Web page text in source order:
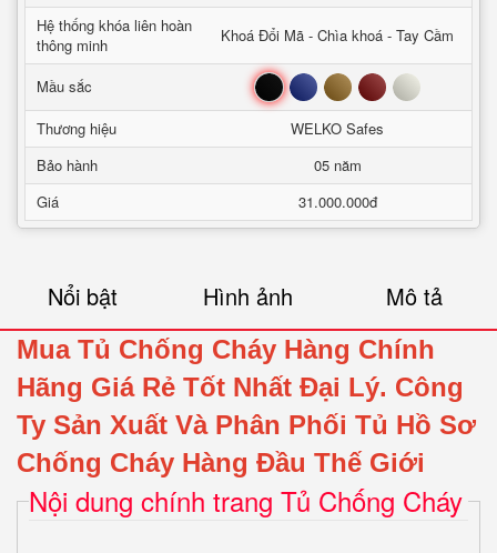
Hệ thống khóa liên hoàn
thông minh
Khoá Đổi Mã - Chìa khoá - Tay Cầm
Mầu sắc Đen Xanh Nâu Đỏ Trắng
Thương hiệu
WELKO Safes
Bảo hành
05 năm
Giá
31.000.000đ
Nổi bật Hình ảnh Mô tả
Mua Tủ Chống Cháy Hàng Chính
Hãng Giá Rẻ Tốt Nhất Đại Lý. Công
Ty Sản Xuất Và Phân Phối Tủ Hồ Sơ
Chống Cháy Hàng Đầu Thế Giới
Nội dung chính trang Tủ Chống Cháy